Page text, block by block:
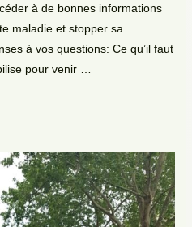
à de bonnes informations
maladie et stopper sa
à vos questions: Ce qu’il faut
pour venir …